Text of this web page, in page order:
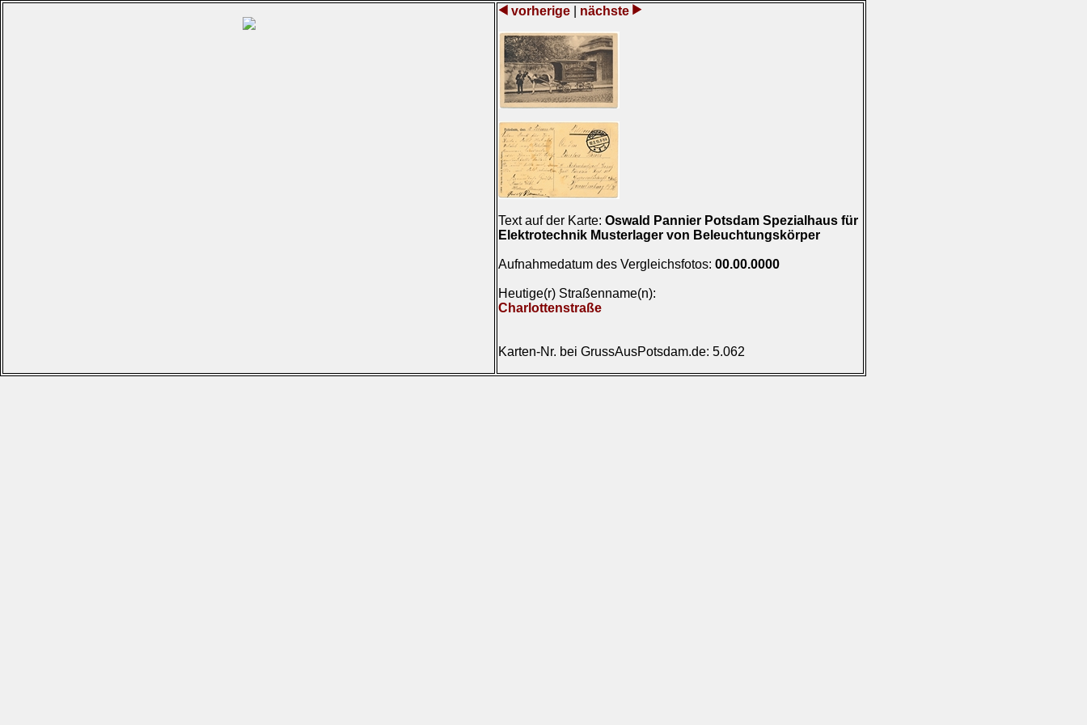
vorherige nächste
Text auf der Karte: Oswald Pannier Potsdam Spezialhaus für
Elektrotechnik Musterlager von Beleuchtungskörper
Aufnahmedatum des Vergleichsfotos: 00.00.0000
Heutige(r) Straßenname(n):
Charlottenstraße
Karten-Nr. bei GrussAusPotsdam.de: 5.062